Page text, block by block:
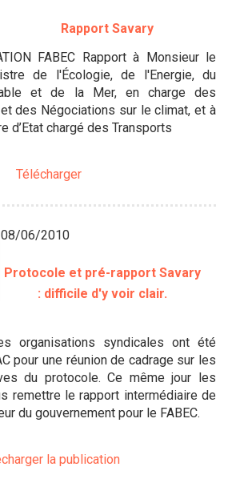
Rapport Savary
FABEC Rapport à Monsieur le
de l'Écologie, de l'Energie, du
et de la Mer, en charge des
des Négociations sur le climat, et à
d’Etat chargé des Transports
Télécharger
08/06/2010
Protocole et pré-rapport Savary
: difficile d'y voir clair.
organisations syndicales ont été
pour une réunion de cadrage sur les
du protocole. Ce même jour les
remettre le rapport intermédiaire de
du gouvernement pour le FABEC.
la publication